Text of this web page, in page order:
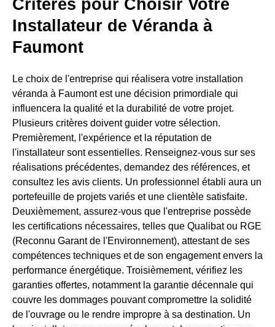
Critères pour Choisir Votre
Installateur de Véranda à
Faumont
Le choix de l'entreprise qui réalisera votre installation
véranda à Faumont est une décision primordiale qui
influencera la qualité et la durabilité de votre projet.
Plusieurs critères doivent guider votre sélection.
Premièrement, l'expérience et la réputation de
l'installateur sont essentielles. Renseignez-vous sur ses
réalisations précédentes, demandez des références, et
consultez les avis clients. Un professionnel établi aura un
portefeuille de projets variés et une clientèle satisfaite.
Deuxièmement, assurez-vous que l'entreprise possède
les certifications nécessaires, telles que Qualibat ou RGE
(Reconnu Garant de l'Environnement), attestant de ses
compétences techniques et de son engagement envers la
performance énergétique. Troisièmement, vérifiez les
garanties offertes, notamment la garantie décennale qui
couvre les dommages pouvant compromettre la solidité
de l'ouvrage ou le rendre impropre à sa destination. Un